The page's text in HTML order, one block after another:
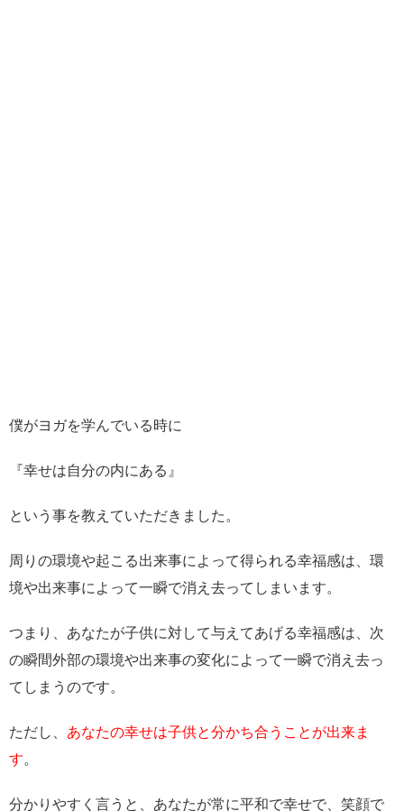
僕がヨガを学んでいる時に
『幸せは自分の内にある』
という事を教えていただきました。
周りの環境や起こる出来事によって得られる幸福感は、環
境や出来事によって一瞬で消え去ってしまいます。
つまり、あなたが子供に対して与えてあげる幸福感は、次
の瞬間外部の環境や出来事の変化によって一瞬で消え去っ
てしまうのです。
ただし、 あなたの幸せは子供と分かち合うことが出来ま
す。
分かりやすく言うと、あなたが常に平和で幸せで、笑顔で